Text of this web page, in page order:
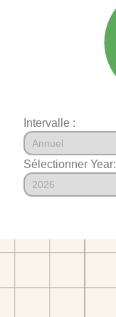
Intervalle :
Sélectionner Year: